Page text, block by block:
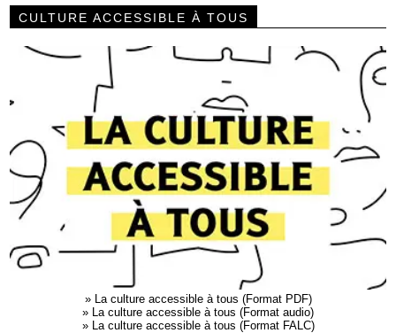
CULTURE ACCESSIBLE À TOUS
»
La culture accessible à tous (Format PDF)
»
La culture accessible à tous (Format audio)
»
La culture accessible à tous (Format FALC)